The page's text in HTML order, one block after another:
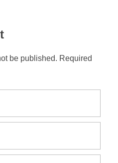
be published. Required